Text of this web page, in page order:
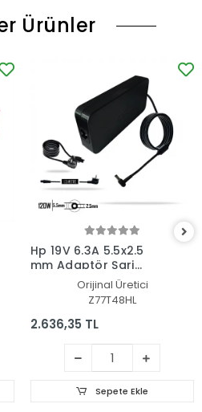
Ürünler
Hp 19V 6.3A 5.5x2.5
mm Adaptör Şarj
Aleti-CihazıOrijinal Üretici
Z77T48HL
2.636,35 TL
Sepete Ekle